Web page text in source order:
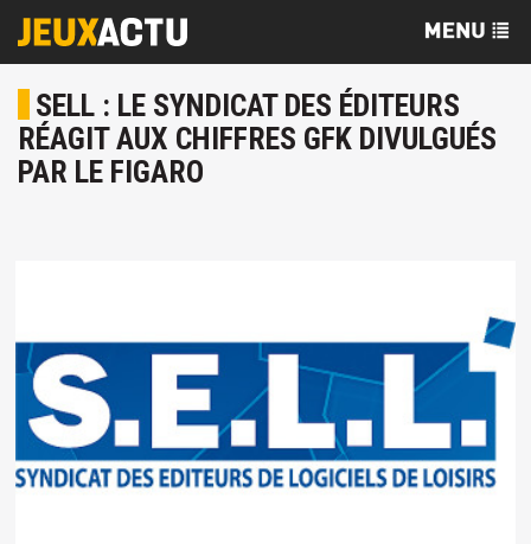
SELL : LE SYNDICAT DES ÉDITEURS
RÉAGIT AUX CHIFFRES GFK DIVULGUÉS
PAR LE FIGARO